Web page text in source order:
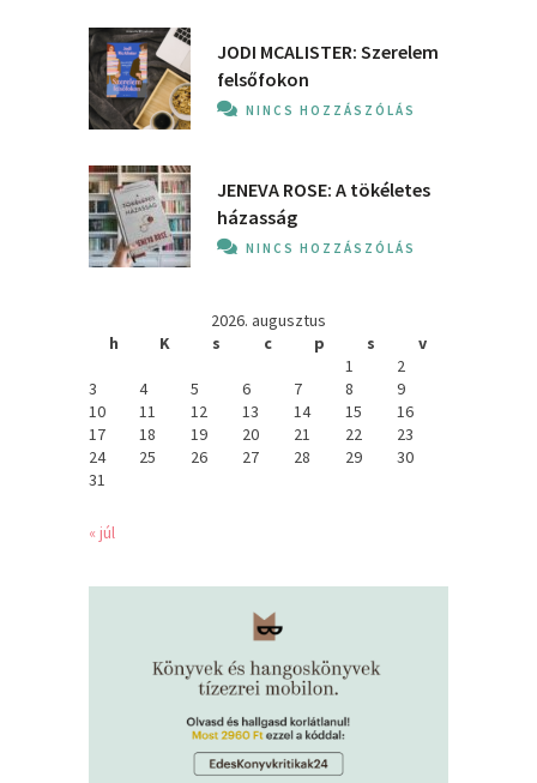
JODI MCALISTER: Szerelem
felsőfokon
NINCS HOZZÁSZÓLÁS
JENEVA ROSE: A ​tökéletes
házasság
NINCS HOZZÁSZÓLÁS
2026. augusztus
h
K s c p s
v
1
2
3
4 5 6 7 8
9
10
11 12 13 14 15
16
17
18 19 20 21 22
23
24
25 26 27 28 29
30
31
« júl